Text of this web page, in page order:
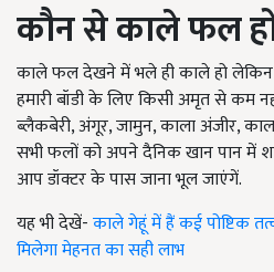
कौन से काले फल
काले फल देखने में भले ही काले हो लेकिन
हमारी बॉडी के लिए किसी अमृत से कम
ब्लैकबेरी, अंगूर, जामुन, काला अंजीर,
सभी फलों को अपने दैनिक खान पान में
आप डॉक्टर के पास जाना भूल जाएंगें.
यह भी देखें-काले गेहूं में हैं कई पोष्टिक
मिलेगा मेहनत का सही लाभ